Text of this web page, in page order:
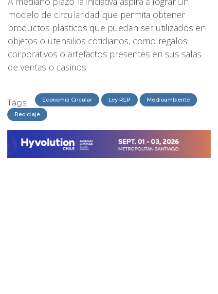
modelo de circularidad que permita obtener
productos plásticos que puedan ser utilizados en
objetos o utensilios cotidianos, como regalos
corporativos o artefactos presentes en sus salas
de ventas o casinos.
Tags: Economía Circular Ley REP Medioambiente
Reciclaje